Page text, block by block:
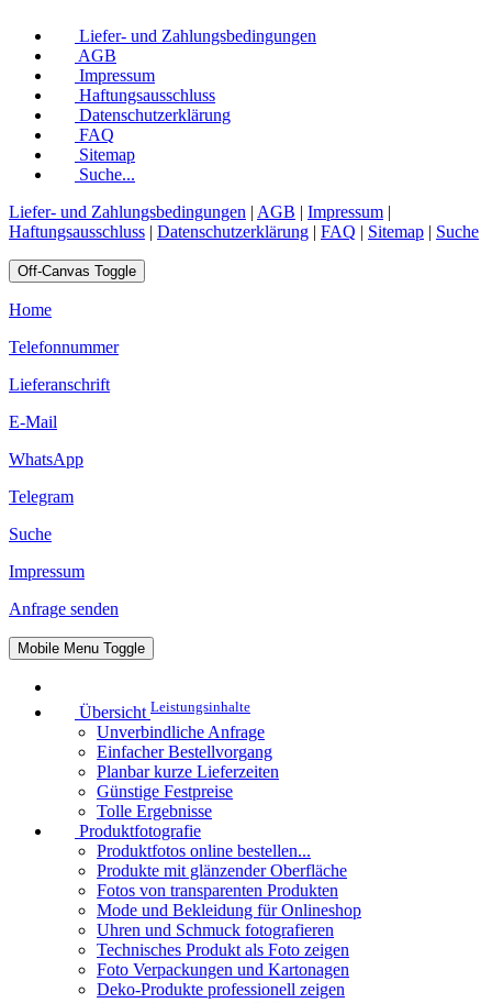
Liefer- und Zahlungsbedingungen
AGB
Impressum
Haftungsausschluss
Datenschutzerklärung
FAQ
Sitemap
Suche...
Liefer- und Zahlungsbedingungen | AGB | Impressum |
Haftungsausschluss | Datenschutzerklärung | FAQ | Sitemap | Suche
Off-Canvas Toggle
Home
Telefonnummer
Lieferanschrift
E-Mail
WhatsApp
Telegram
Suche
Impressum
Anfrage senden
Mobile Menu Toggle
Übersicht Leistungsinhalte
Unverbindliche Anfrage
Einfacher Bestellvorgang
Planbar kurze Lieferzeiten
Günstige Festpreise
Tolle Ergebnisse
Produktfotografie
Produktfotos online bestellen...
Produkte mit glänzender Oberfläche
Fotos von transparenten Produkten
Mode und Bekleidung für Onlineshop
Uhren und Schmuck fotografieren
Technisches Produkt als Foto zeigen
Foto Verpackungen und Kartonagen
Deko-Produkte professionell zeigen